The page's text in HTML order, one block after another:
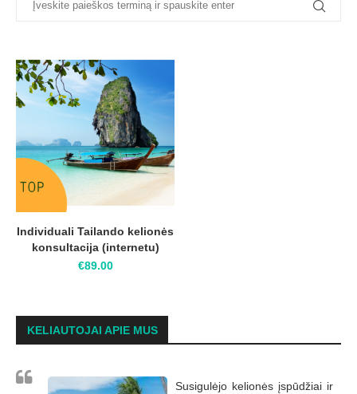
Individuali Tailando kelionės
konsultacija (internetu)
€89.00
KELIAUTOJAI APIE MUS
Susigulėjo kelionės įspūdžiai ir